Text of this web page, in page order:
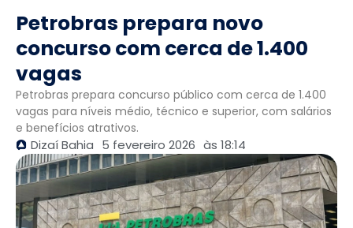
Petrobras prepara novo
concurso com cerca de 1.400
vagas
Petrobras prepara concurso público com cerca de 1.400
vagas para níveis médio, técnico e superior, com salários
e benefícios atrativos.
Dizaí Bahia 5 fevereiro 2026 às 18:14